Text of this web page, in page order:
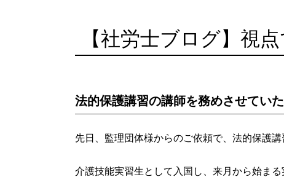
【社労士ブログ】視
法的保護講習の講師を務めさせていた
先日、監理団体様からのご依頼で、法的保護
介護技能実習生として入国し、来月から始ま